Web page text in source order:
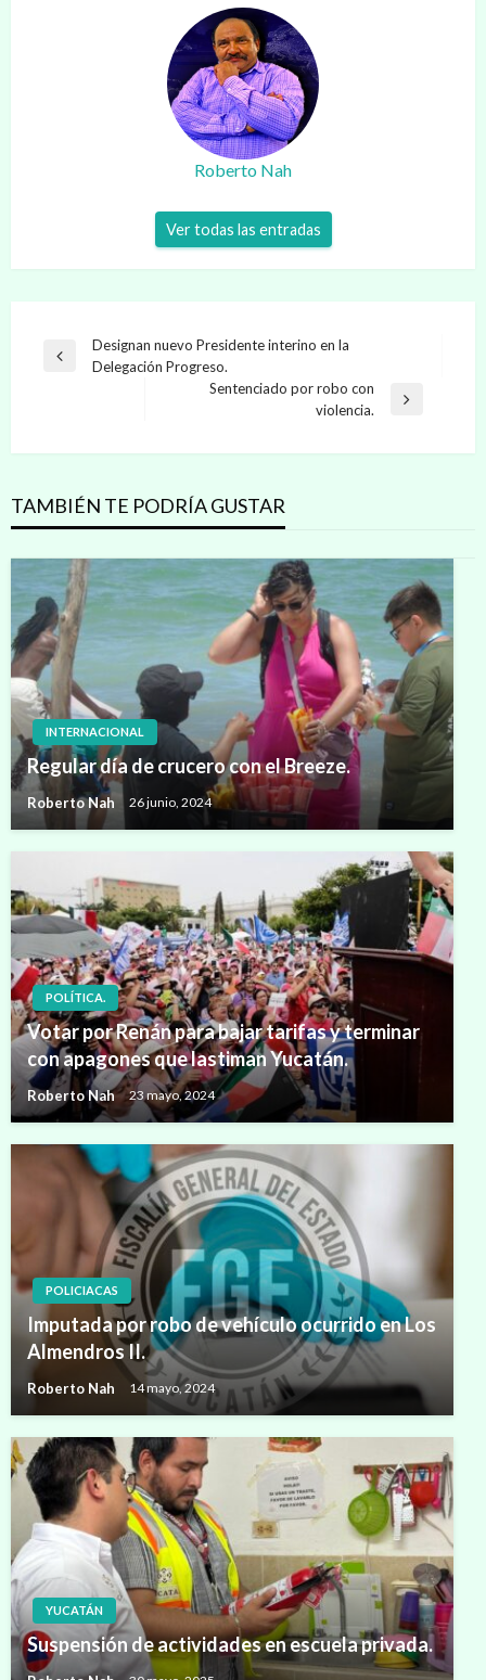
Roberto Nah
Ver todas las entradas
Navegación
Entrada
Designan nuevo Presidente interino en la
Delegación Progreso.
Sentenciado por robo con
violencia.
TAMBIÉN TE PODRÍA GUSTAR
INTERNACIONAL
Regular día de crucero con el Breeze.
Roberto Nah 26 junio, 2024
POLÍTICA.
Votar por Renán para bajar tarifas y terminar
con apagones que lastiman Yucatán.
Roberto Nah 23 mayo, 2024
POLICIACAS
Imputada por robo de vehículo ocurrido en Los
Almendros II.
Roberto Nah 14 mayo, 2024
YUCATÁN
Suspensión de actividades en escuela privada.